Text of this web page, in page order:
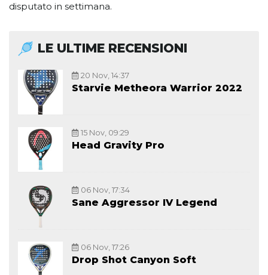
disputato in settimana.
LE ULTIME RECENSIONI
20 Nov, 14:37
Starvie Metheora Warrior 2022
15 Nov, 09:29
Head Gravity Pro
06 Nov, 17:34
Sane Aggressor IV Legend
06 Nov, 17:26
Drop Shot Canyon Soft